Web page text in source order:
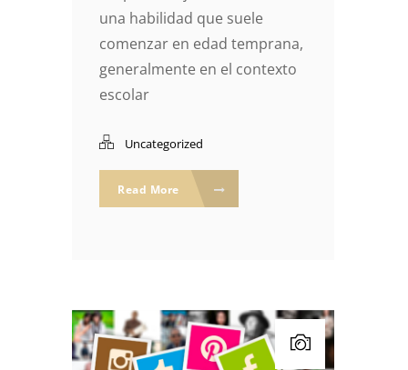
una habilidad que suele
comenzar en edad temprana,
generalmente en el contexto
escolar
Uncategorized
Read More